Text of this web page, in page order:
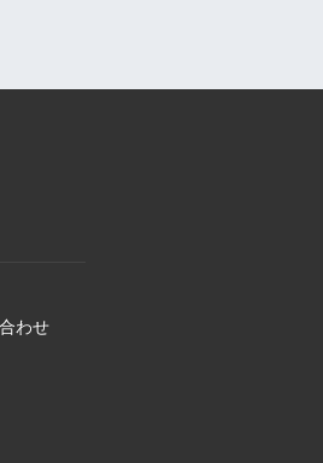
わせ